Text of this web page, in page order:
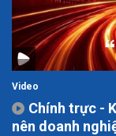
Video
Chính trực -
nên doanh